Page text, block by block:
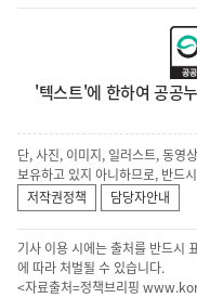
'텍스트'에 한하여 공공
단, 사진, 이미지, 일러스트, 동영
보유하고 있지 아니하므로, 반드
저작권정책
담당자안내
기사 이용 시에는 출처를 반드시
에 따라 처벌될 수 있습니다.
<자료출처=정책브리핑